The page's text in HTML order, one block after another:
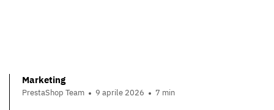
Marketing
PrestaShop Team 9 aprile 2026 7 min